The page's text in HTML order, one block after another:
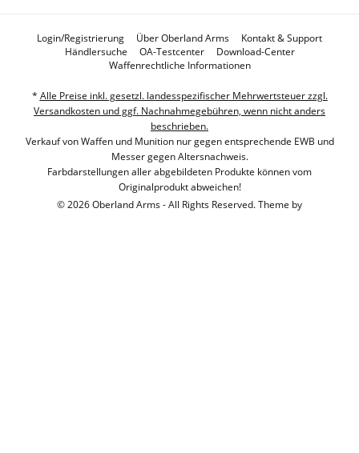
Login/Registrierung Über Oberland Arms
Kontakt & Support
Händlersuche
OA-Testcenter
Download-Center
Waffenrechtliche Informationen
* Alle Preise inkl. gesetzl. landesspezifischer Mehrwertsteuer zzgl.
Versandkosten und ggf. Nachnahmegebühren, wenn nicht anders
beschrieben.
Verkauf von Waffen und Munition nur gegen entsprechende EWB und
Messer gegen Altersnachweis.
Farbdarstellungen aller abgebildeten Produkte können vom
Originalprodukt abweichen!
© 2026 Oberland Arms - All Rights Reserved. Theme by